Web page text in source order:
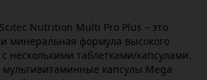
Scitec Nutrition Multi Pro Plus – это
минеральная формула высокого
несколькими таблетками/капсулами.
капсулы Mega